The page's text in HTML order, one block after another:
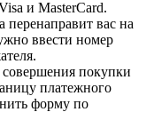
и MasterCard.
перенаправит вас на
ввести номер
покупки
платежного
форму по